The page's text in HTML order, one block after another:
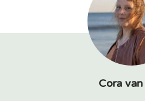
Cora